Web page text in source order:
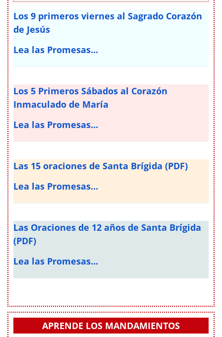
Los 9 primeros viernes al Sagrado Corazón
de Jesús
Lea las Promesas...
Los 5 Primeros Sábados al Corazón
Inmaculado de María
Lea las Promesas...
Las 15 oraciones de Santa Brígida (PDF)
Lea las Promesas...
Las Oraciones de 12 años de Santa Brígida
(PDF)
Lea las Promesas...
APRENDE LOS MANDAMIENTOS